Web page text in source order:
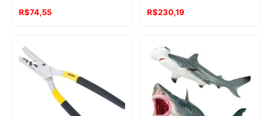
R$74,55
R$230,19